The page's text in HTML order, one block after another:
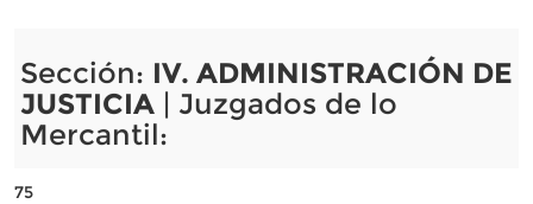
Sección: IV. ADMINISTRACIÓN DE
JUSTICIA| Juzgados de lo
Mercantil:
75